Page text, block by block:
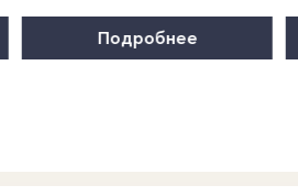
Подробнее